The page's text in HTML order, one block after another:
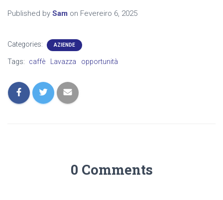
Published by Sam on Fevereiro 6, 2025
Categories: AZIENDE
Tags: caffè Lavazza opportunità
0 Comments